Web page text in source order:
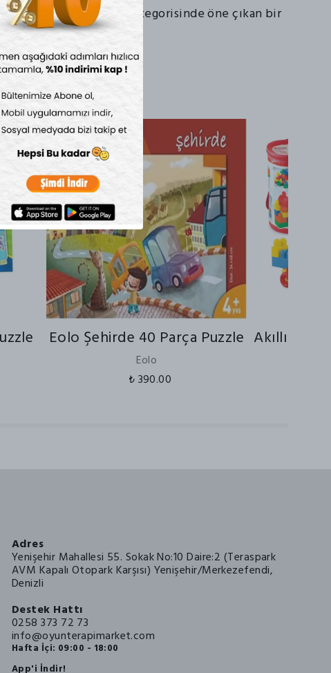
eğitimsel oyunlar kategorisinde öne çıkan bir
gelmektedir.
Eolo Şehirde 40 Parça Puzzle
Eolo
₺ 390.00
Akıllı
Adres
Yenişehir Mahallesi 55. Sokak No:10 Daire:2 (Teraspark
AVM Kapalı Otopark Karşısı) Yenişehir/Merkezefendi,
Denizli
Destek Hattı
0258 373 72 73
info@oyunterapimarket.com
Hafta İçi: 09:00 - 18:00
App'i İndir!